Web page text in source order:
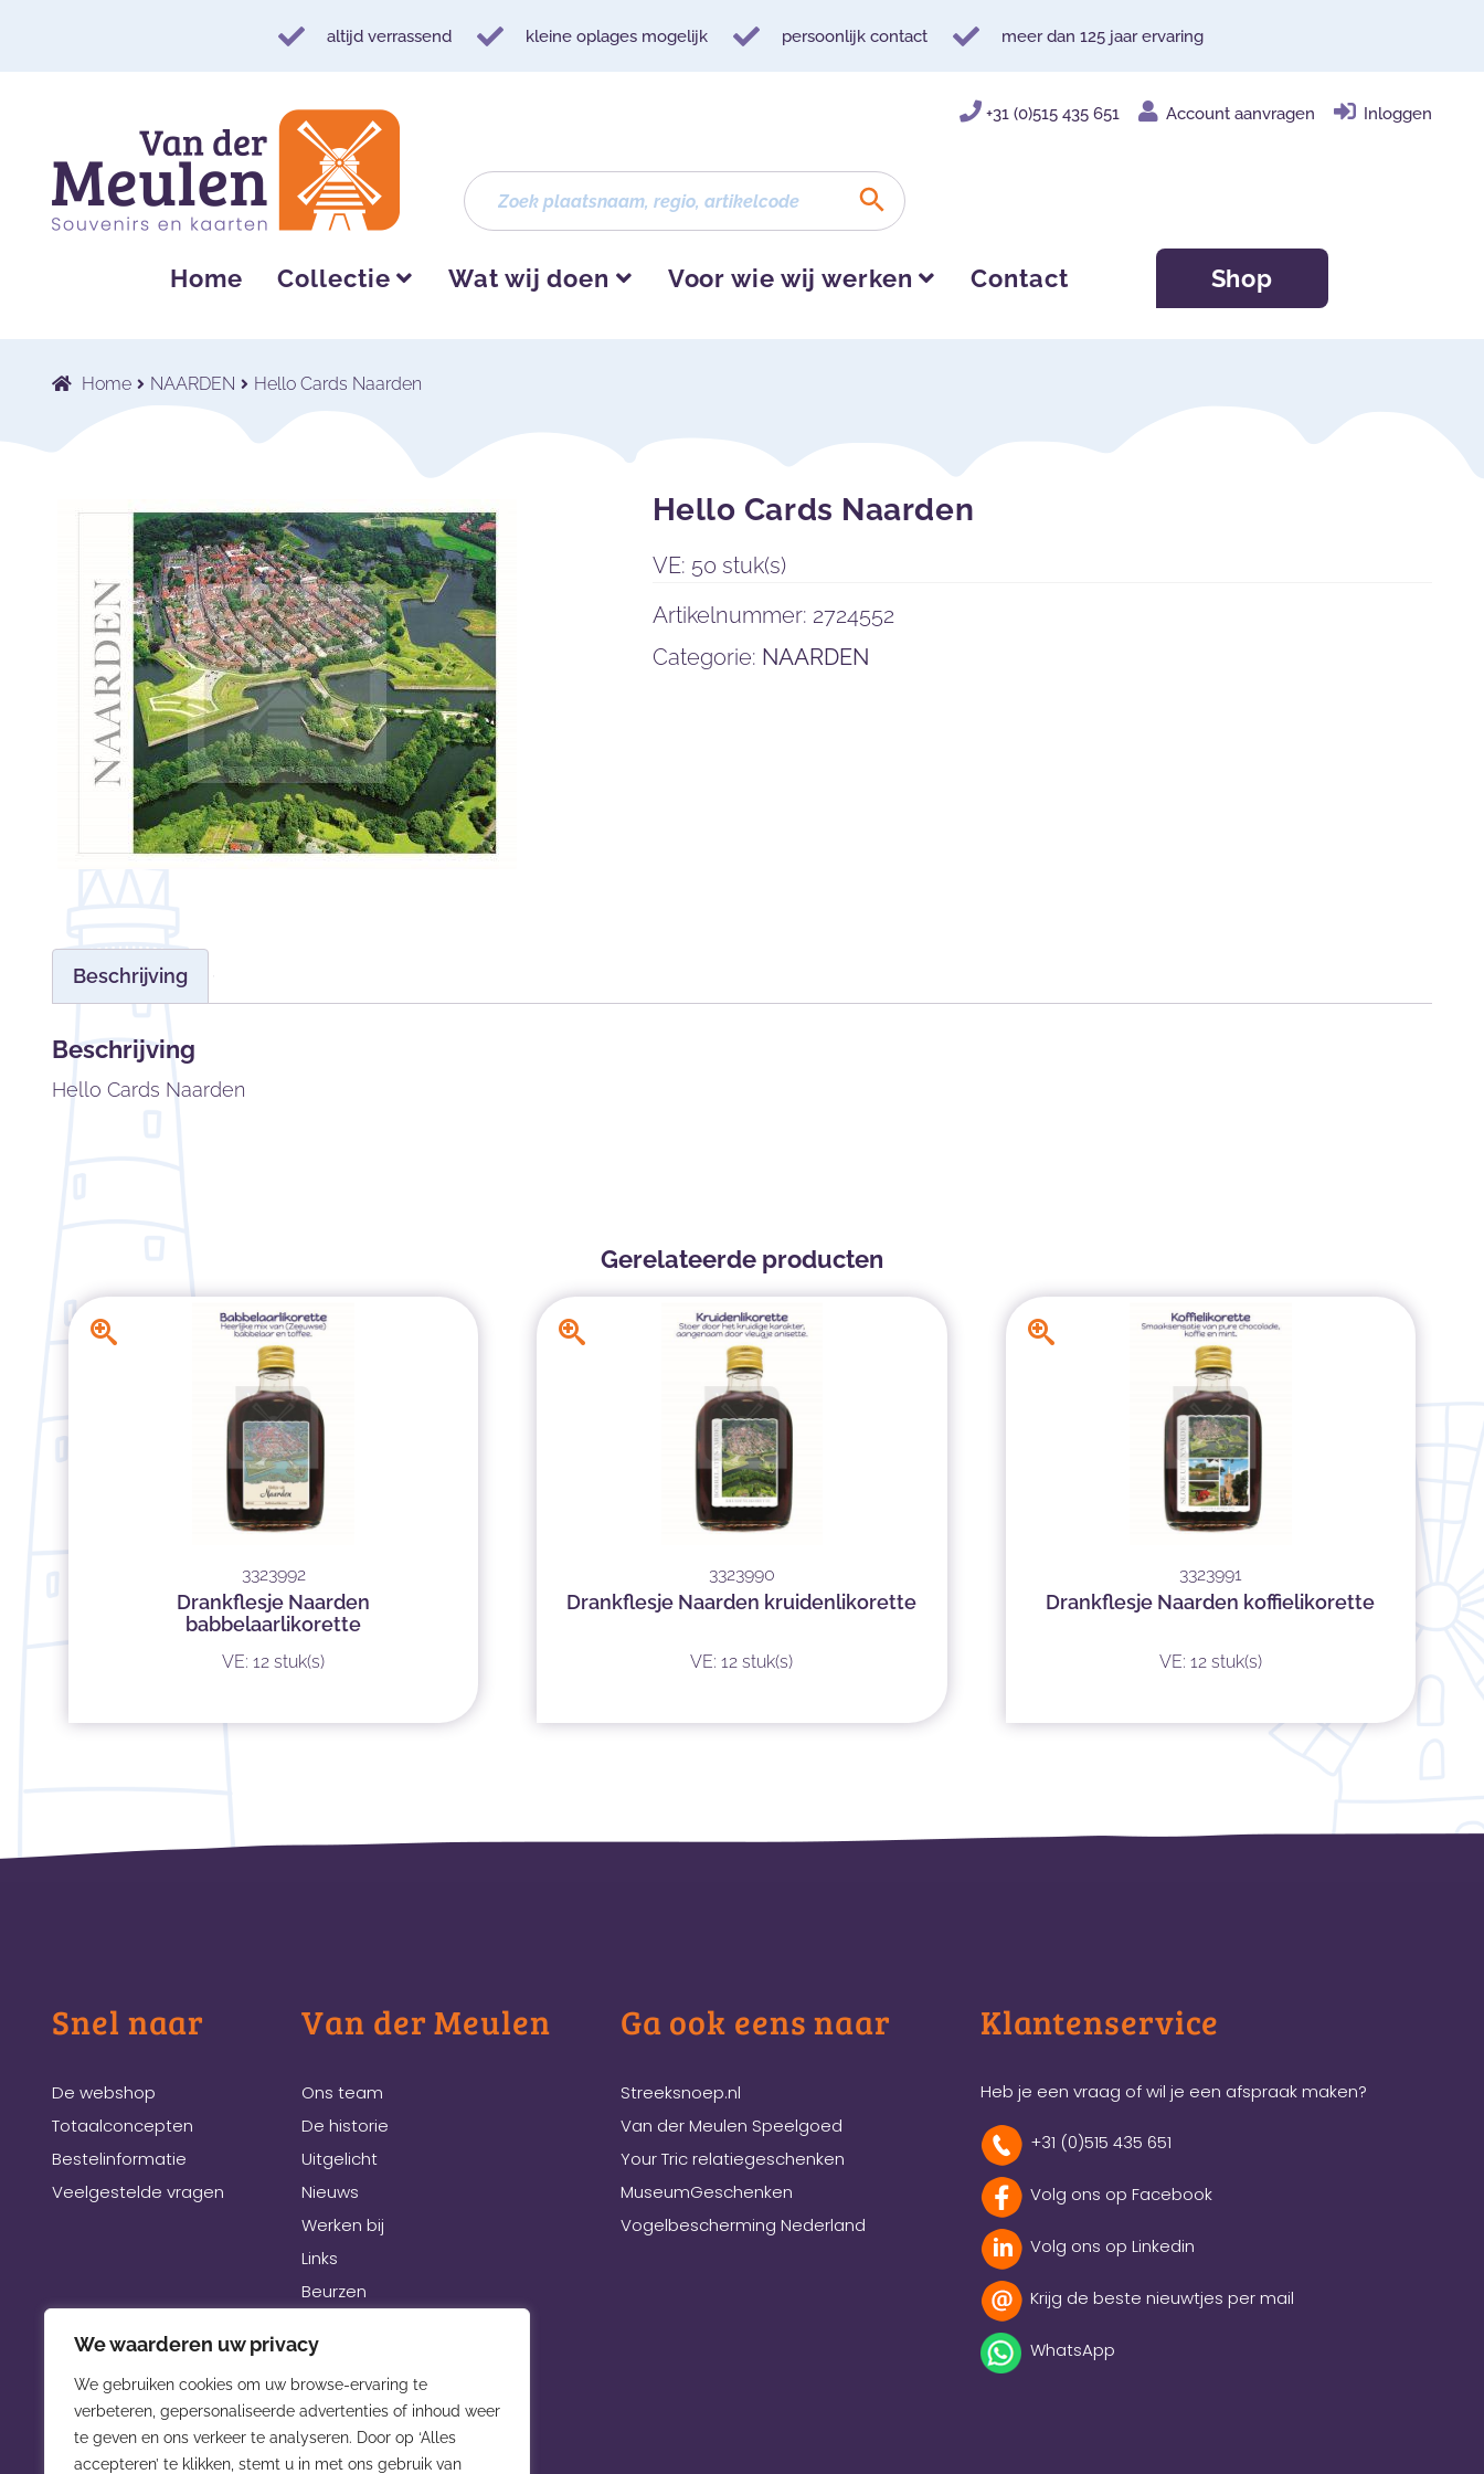
We waarderen uw privacy
We gebruiken cookies om uw browse-ervaring te
verbeteren, gepersonaliseerde advertenties of inhoud weer
te geven en ons verkeer te analyseren. Door op ‘Alles
accepteren’ te klikken, stemt u in met ons gebruik van
altijd verrassend kleine oplages mogelijk persoonlijk contact meer dan 125 jaar ervaring
navigatie
inhoud
+31 (0)515 435 651 Account aanvragen Inloggen
Home Collectie Wat wij doen Voor wie wij werken Contact Shop
Home NAARDEN Hello Cards Naarden
Hello Cards Naarden
VE: 50 stuk(s)
Artikelnummer: 2724552
Categorie: NAARDEN
Beschrijving
Beschrijving
Hello Cards Naarden
Gerelateerde producten
3323992
Drankflesje Naarden
babbelaarlikorette
VE: 12 stuk(s)
3323990
Drankflesje Naarden kruidenlikorette
VE: 12 stuk(s)
3323991
Drankflesje Naarden koffielikorette
VE: 12 stuk(s)
Snel naar
De webshop
Totaalconcepten
Bestelinformatie
Veelgestelde vragen
Van der Meulen
Ons team
De historie
Uitgelicht
Nieuws
Werken bij
Links
Beurzen
Ga ook eens naar
Streeksnoep.nl
Van der Meulen Speelgoed
Your Tric relatiegeschenken
MuseumGeschenken
Vogelbescherming Nederland
Klantenservice
Heb je een vraag of wil je een afspraak maken?
+31 (0)515 435 651
Volg ons op Facebook
Volg ons op Linkedin
Krijg de beste nieuwtjes per mail
WhatsApp